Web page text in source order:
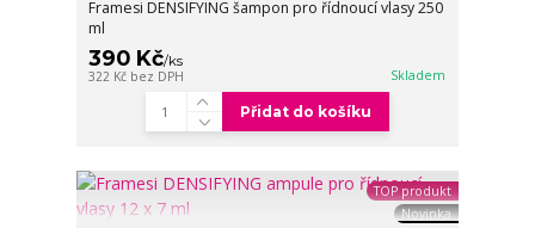
Framesi DENSIFYING šampon pro řídnoucí vlasy 250
ml
390 Kč/ks
322 Kč bez DPH Skladem
Přidat do košíku
TOP produkt
Novinka